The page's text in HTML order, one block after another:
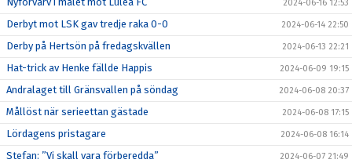
2024-06-16 12:53
Derbyt mot LSK gav tredje raka 0-0 2024-06-14 22:50
Derby på Hertsön på fredagskvällen 2024-06-13 22:21
Hat-trick av Henke fällde Happis 2024-06-09 19:15
Andralaget till Gränsvallen på söndag 2024-06-08 20:37
Mållöst när serieettan gästade 2024-06-08 17:15
Lördagens pristagare 2024-06-08 16:14
Stefan: ”Vi skall vara förberedda” 2024-06-07 21:49